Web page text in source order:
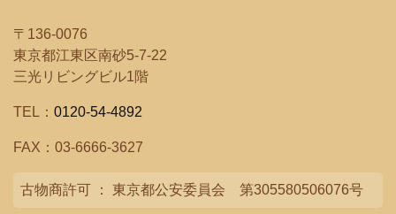
〒136-0076
東京都江東区南砂5-7-22
三光リビングビル1階
TEL： 0120-54-4892
FAX：03-6666-3627
古物商許可 ： 東京都公安委員会 第305580506076号